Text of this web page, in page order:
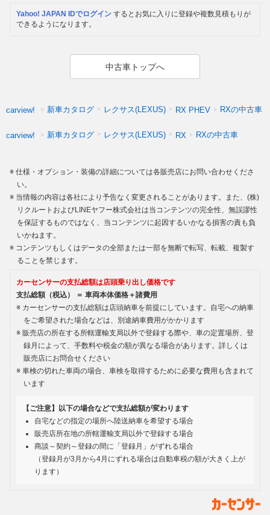
Yahoo! JAPAN IDでログイン するとお気に入りに登録や複数見積もりが
できるようになります。
中古車トップへ
carview! 新車カタログ レクサス(LEXUS) RX PHEV RXの中古車
carview! 新車カタログ レクサス(LEXUS) RX RXの中古車
仕様・オプション・装備の詳細については各販売店にお問い合わせくださ
い。
当情報の内容は各社により予告なく変更されることがあります。また、(株)
リクルートおよびLINEヤフー株式会社は当コンテンツの完全性、無誤謬性
を保証するものではなく、当コンテンツに起因するいかなる損害の責も負
いかねます。
コンテンツもしくはデータの全部または一部を無断で転写、転載、複製す
ることを禁じます。
カーセンサーの支払総額は店頭乗り出し価格です
支払総額（税込） ＝ 車両本体価格＋諸費用
カーセンサーの支払総額は店頭納車を前提にしています。自宅への納車
をご希望された場合などは、別途納車費用がかかります
販売店の所在する所轄運輸支局以外で登録する際や、車の定置場所、登
録月によって、手数料や税金の額が異なる場合があります。詳しくは
販売店にお問合せください
車検の切れた車両の場合、車検を取得するために必要な費用も含まれて
います
【ご注意】以下の場合などで支払総額が変わります
自宅などの指定の場所へ陸送納車を希望する場合
販売店所在地の所轄運輸支局以外で登録する場合
商談～契約～登録の間に「登録月」がずれる場合
（登録月が3月から4月にずれる場合は自動車税の額が大きく上が
ります）